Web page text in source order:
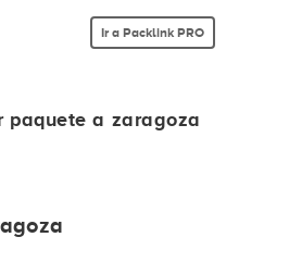
Ir a Packlink PRO
paquete a zaragoza